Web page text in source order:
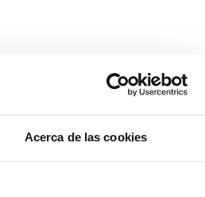
Acerca de las cookies
estancia. Por un lado una
de la calefacción.
cuerda para no tocar el tejido al